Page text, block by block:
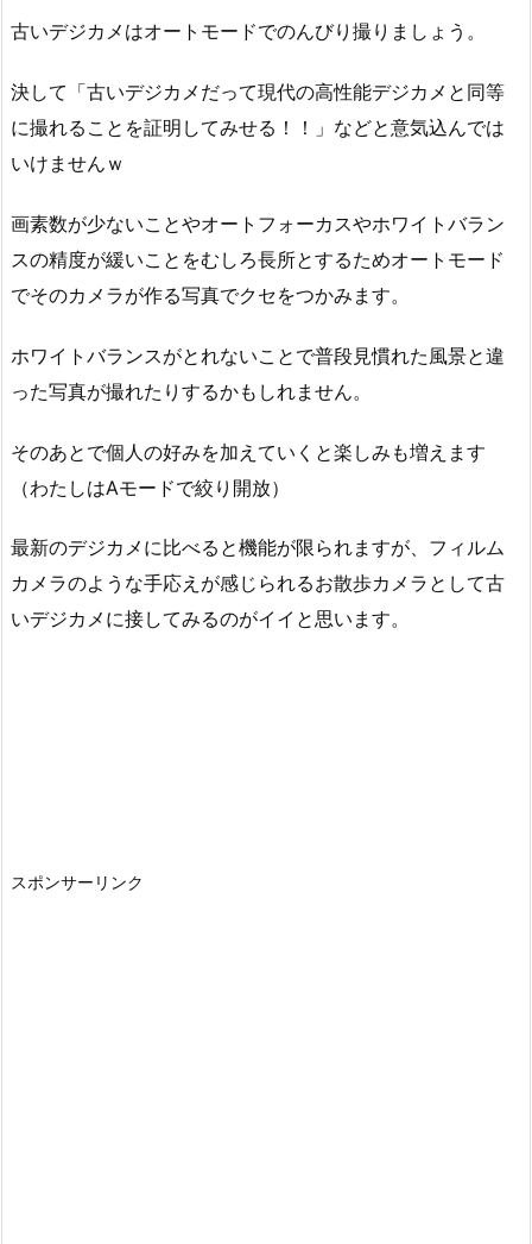
古いデジカメはオートモードでのんびり撮りましょう。
決して「古いデジカメだって現代の高性能デジカメと同等
に撮れることを証明してみせる！！」などと意気込んでは
いけませんｗ
画素数が少ないことやオートフォーカスやホワイトバラン
スの精度が緩いことをむしろ長所とするためオートモード
でそのカメラが作る写真でクセをつかみます。
ホワイトバランスがとれないことで普段見慣れた風景と違
った写真が撮れたりするかもしれません。
そのあとで個人の好みを加えていくと楽しみも増えます
（わたしはAモードで絞り開放）
最新のデジカメに比べると機能が限られますが、フィルム
カメラのような手応えが感じられるお散歩カメラとして古
いデジカメに接してみるのがイイと思います。
スポンサーリンク